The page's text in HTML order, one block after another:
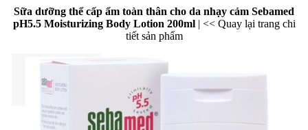
Sữa dưỡng thể cấp ẩm toàn thân cho da nhạy cảm Sebamed
pH5.5 Moisturizing Body Lotion 200ml | << Quay lại trang chi
tiết sản phẩm